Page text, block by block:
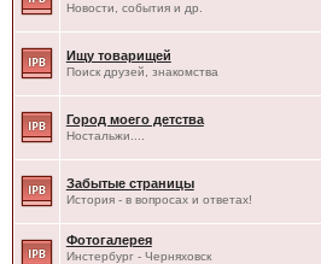
Новости, события и др.
Ищу товарищей
Поиск друзей, знакомства
Город моего детства
Ностальжи....
Забытые страницы
История - в вопросах и ответах!
Фотогалерея
Инстербург - Черняховск